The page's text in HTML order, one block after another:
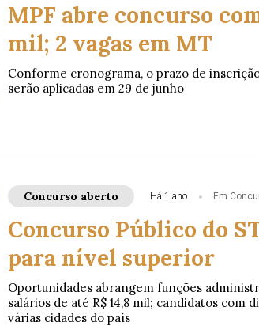
MPF abre concurso
mil; 2 vagas em MT
Conforme cronograma, o prazo de
serão aplicadas em 29 de junho
Concurso aberto Há 1 ano Em
Concurso Público do
para nível superior
Oportunidades abrangem funções
salários de até R$ 14,8 mil; candidatos
várias cidades do país